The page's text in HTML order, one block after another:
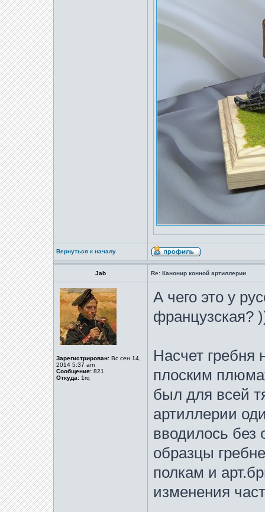
Вернуться к началу
Jab Re: Канонир конной артиллерии
Зарегистрирован: Вс сен 14,
2014 5:37 am
Сообщения: 821
Откуда: 1rq
А чего это у
французская?
Насчет гребня
плоским
был для всей
артиллерии
вводилось без
образцы
полкам и
изменения